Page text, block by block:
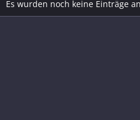
Es wurden noch keine Einträge